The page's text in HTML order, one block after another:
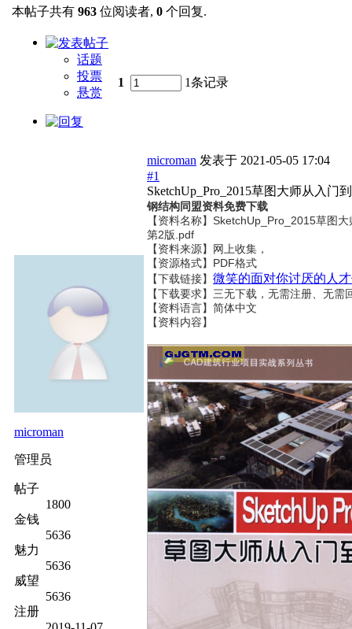
本帖子共有 963 位阅读者, 0 个回复.
话题
投票
悬赏
1 1条记录
microman
管理员
帖子
1800
金钱
5636
魅力
5636
威望
5636
注册
microman 发表于 2021-05-05 17:04
#1
SketchUp_Pro_2015草图大师从入门
钢结构同盟资料免费下载
【资料名称】 SketchUp_Pro_2015草图
第2版.pdf
【资料来源】网上收集，
【资源格式】PDF格式
【下载链接】 微笑的面对你讨厌的人
【下载要求】三无下载，无需注册、无需
【资料语言】简体中文
【资料内容】